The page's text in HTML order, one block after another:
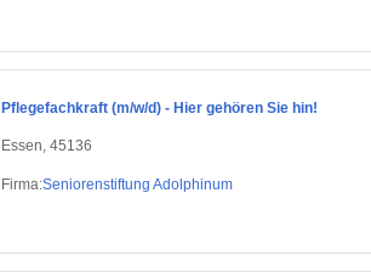
Pflegefachkraft (m/w/d) - Hier gehören Sie hin!
Essen, 45136
Firma:Seniorenstiftung Adolphinum